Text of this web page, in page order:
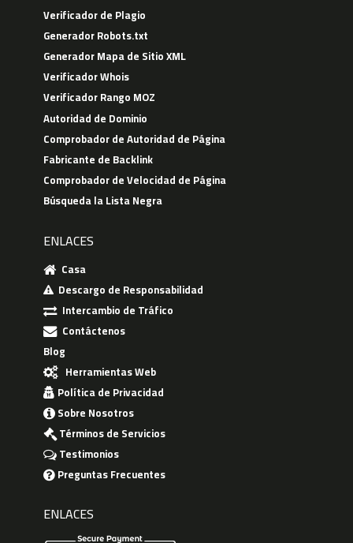
Verificador de Plagio
Generador Robots.txt
Generador Mapa de Sitio XML
Verificador Whois
Verificador Rango MOZ
Autoridad de Dominio
Comprobador de Autoridad de Página
Fabricante de Backlink
Comprobador de Velocidad de Página
Búsqueda la Lista Negra
ENLACES
Casa
Descargo de Responsabilidad
Intercambio de Tráfico
Contáctenos
Blog
Herramientas Web
Política de Privacidad
Sobre Nosotros
Términos de Servicios
Testimonios
Preguntas Frecuentes
ENLACES